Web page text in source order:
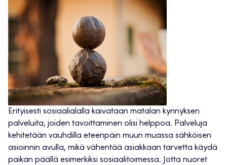
Erityisesti sosiaalialalla kaivataan matalan kynnyksen
palveluita, joiden tavoittaminen olisi helppoa. Palveluja
kehitetään vauhdilla eteenpäin muun muassa sähköisen
asioinnin avulla, mikä vähentää asiakkaan tarvetta käydä
paikan päällä esimerkiksi sosiaalitoimessa. Jotta nuoret